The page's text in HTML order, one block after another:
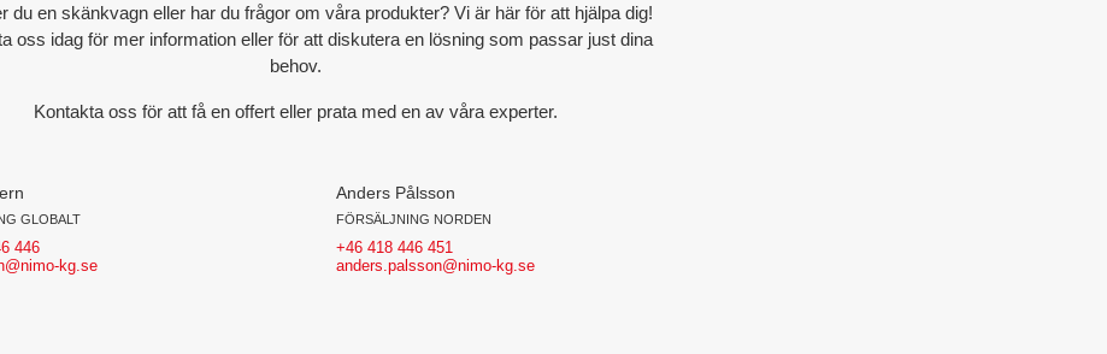
du en skänkvagn eller har du frågor om våra produkter? Vi är här för att hjälpa dig!
oss idag för mer information eller för att diskutera en lösning som passar just dina
behov.
Kontakta oss för att få en offert eller prata med en av våra experter.
GLOBALT
446
kg.se
Anders Pålsson
FÖRSÄLJNING NORDEN
+46 418 446 451
anders.palsson@nimo-kg.se